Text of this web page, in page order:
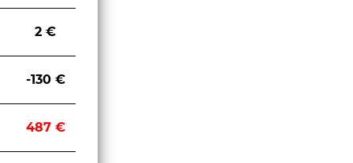
2 €
-130 €
487 €